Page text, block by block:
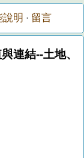
說明 · 留言
連結--土地、